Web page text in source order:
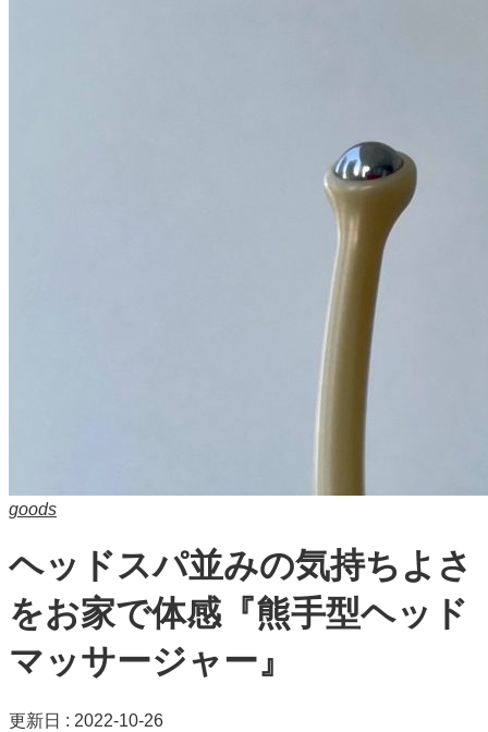
goods
ヘッドスパ並みの気持ちよさ
をお家で体感『熊手型ヘッド
マッサージャー』
更新日 : 2022-10-26